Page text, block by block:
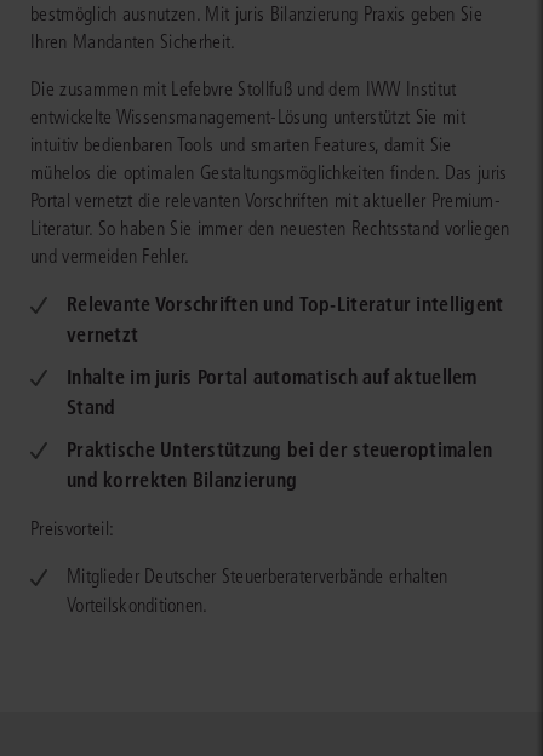
bestmöglich ausnutzen. Mit juris Bilanzierung Praxis geben Sie
Ihren Mandanten Sicherheit.
Die zusammen mit Lefebvre Stollfuß und dem IWW Institut
entwickelte Wissensmanagement-Lösung unterstützt Sie mit
intuitiv bedienbaren Tools und smarten Features, damit Sie
mühelos die optimalen Gestaltungsmöglichkeiten finden. Das juris
Portal vernetzt die relevanten Vorschriften mit aktueller Premium-
Literatur. So haben Sie immer den neuesten Rechtsstand vorliegen
und vermeiden Fehler.
Relevante Vorschriften und Top-Literatur intelligent
vernetzt
Inhalte im juris Portal automatisch auf aktuellem
Stand
Praktische Unterstützung bei der steueroptimalen
und korrekten Bilanzierung
Preisvorteil:
Mitglieder Deutscher Steuerberaterverbände erhalten
Vorteilskonditionen.